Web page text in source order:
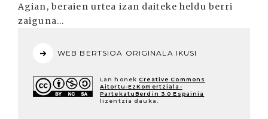
Agian, beraien urtea izan daiteke heldu berri
zaiguna...
WEB BERTSIOA ORIGINALA IKUSI
Lan honek Creative Commons
Aitortu-EzKomertziala-
PartekatuBerdin 3.0 Espainia
lizentzia dauka.